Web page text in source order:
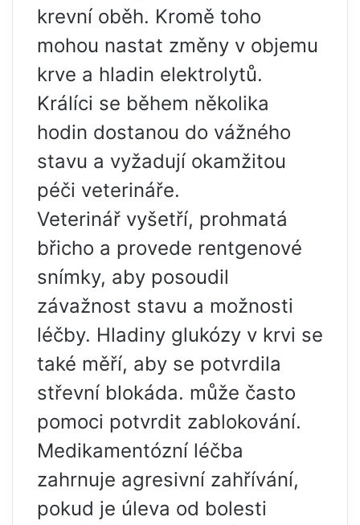
krevní oběh. Kromě toho
mohou nastat změny v objemu
krve a hladin elektrolytů.
Králíci se během několika
hodin dostanou do vážného
stavu a vyžadují okamžitou
péči veterináře.
Veterinář vyšetří, prohmatá
břicho a provede rentgenové
snímky, aby posoudil
závažnost stavu a možnosti
léčby. Hladiny glukózy v krvi se
také měří, aby se potvrdila
střevní blokáda. může často
pomoci potvrdit zablokování.
Medikamentózní léčba
zahrnuje agresivní zahřívání,
pokud je úleva od bolesti